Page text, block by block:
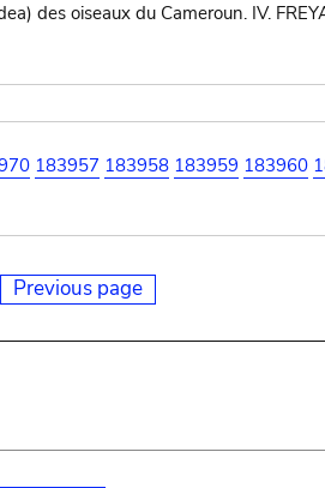
des oiseaux du Cameroun. IV.
183957 183958 183959 183960
Previous page